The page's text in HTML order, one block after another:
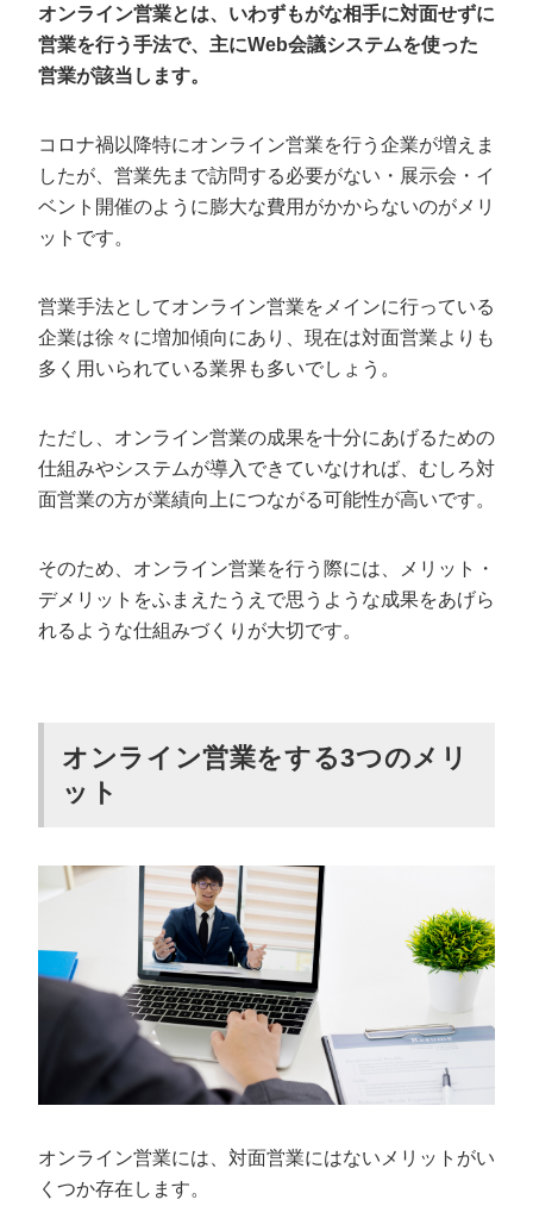
オンライン営業に欠かせない2つのツール
ビジネス用のチャットツール
オンライン営業の成否を分ける3つのポイ
ント
コンテンツ
オンライン営業ならカリトルくんにお任せ
オンライン営業とは、いわずもがな相手に対面せずに
営業を行う手法で、主にWeb会議システムを使った
営業が該当します。
コロナ禍以降特にオンライン営業を行う企業が増えま
したが、営業先まで訪問する必要がない・展示会・イ
ベント開催のように膨大な費用がかからないのがメリ
ットです。
営業手法としてオンライン営業をメインに行っている
企業は徐々に増加傾向にあり、現在は対面営業よりも
多く用いられている業界も多いでしょう。
ただし、オンライン営業の成果を十分にあげるための
仕組みやシステムが導入できていなければ、むしろ対
面営業の方が業績向上につながる可能性が高いです。
そのため、オンライン営業を行う際には、メリット・
デメリットをふまえたうえで思うような成果をあげら
れるような仕組みづくりが大切です。
オンライン営業をする3つのメリ
ット
オンライン営業には、対面営業にはないメリットがい
くつか存在します。